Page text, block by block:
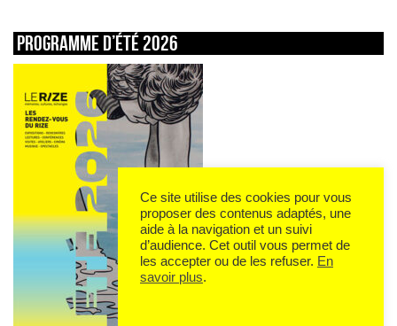
Programme d’été 2026
Ce site utilise des cookies pour vous
proposer des contenus adaptés, une
aide à la navigation et un suivi
d’audience. Cet outil vous permet de
les accepter ou de les refuser. En
savoir plus.